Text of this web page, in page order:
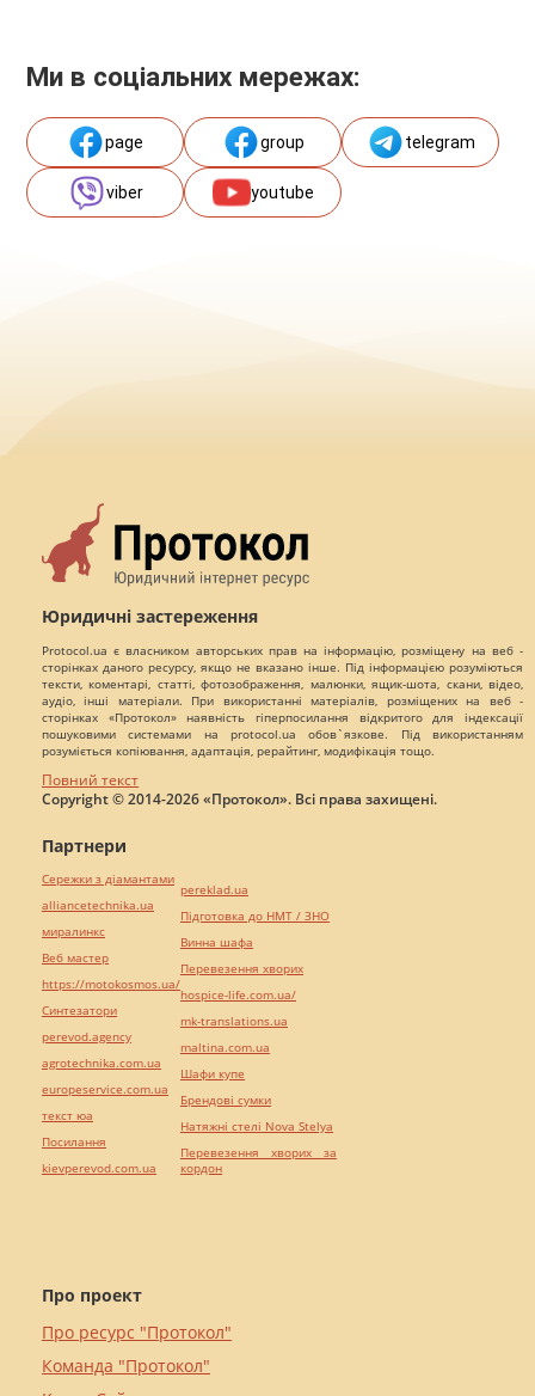
Ми в соціальних мережах:
page group telegram
viber youtube
Юридичні застереження
Protocol.ua є власником авторських прав на інформацію, розміщену на веб -
сторінках даного ресурсу, якщо не вказано інше. Під інформацією розуміються
тексти, коментарі, статті, фотозображення, малюнки, ящик-шота, скани, відео,
аудіо, інші матеріали. При використанні матеріалів, розміщених на веб -
сторінках «Протокол» наявність гіперпосилання відкритого для індексації
пошуковими системами на protocol.ua обов`язкове. Під використанням
розуміється копіювання, адаптація, рерайтинг, модифікація тощо.
Повний текст
Copyright © 2014-2026 «Протокол». Всі права захищені.
Про проект
Про ресурс "Протокол"
Команда "Протокол"
Партнери
Сережки з діамантами
alliancetechnika.ua
миралинкс
Веб мастер
https://motokosmos.ua/
Синтезатори
perevod.agency
agrotechnika.com.ua
europeservice.com.ua
текст юа
Посилання
kievperevod.com.ua
pereklad.ua
Підготовка до НМТ / ЗНО
Винна шафа
Перевезення хворих
hospice-life.com.ua/
mk-translations.ua
maltina.com.ua
Шафи купе
Брендові сумки
Натяжні стелі Nova Stelya
Перевезення хворих за
кордон